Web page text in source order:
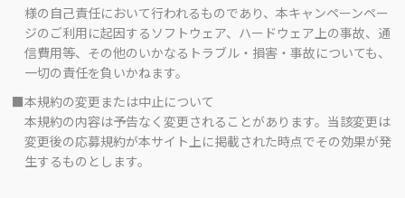
様の自己責任において行われるものであり、本キャンペーンペー
ジのご利用に起因するソフトウェア、ハードウェア上の事故、通
信費用等、その他のいかなるトラブル・損害・事故についても、
一切の責任を負いかねます。
■本規約の変更または中止について
本規約の内容は予告なく変更されることがあります。当該変更は
変更後の応募規約が本サイト上に掲載された時点でその効果が発
生するものとします。